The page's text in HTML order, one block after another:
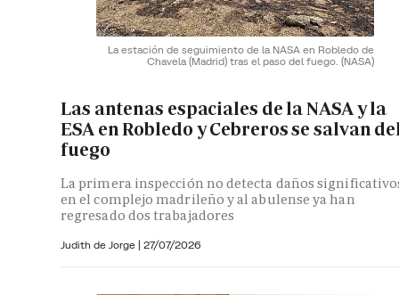
La estación de seguimiento de la NASA en Robledo de
Chavela (Madrid) tras el paso del fuego. (NASA)
Las antenas espaciales de la NASA y la
ESA en Robledo y Cebreros se salvan
fuego
La primera inspección no detecta daños
en el complejo madrileño y al abulense ya han
regresado dos trabajadores
Judith de Jorge | 27/07/2026